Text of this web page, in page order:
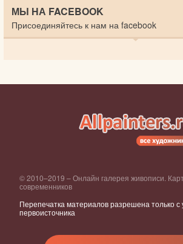
МЫ НА FACEBOOK
Присоединяйтесь к нам на facebook
© 2010–2019 – Онлайн галерея живописи.
современников
Перепечатка материалов разрешена только с
первоисточника